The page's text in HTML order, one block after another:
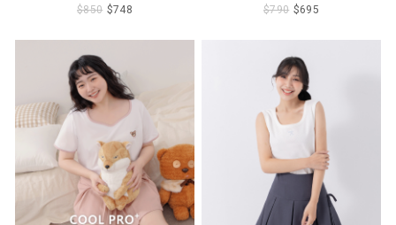
$850 $748
$790 $695